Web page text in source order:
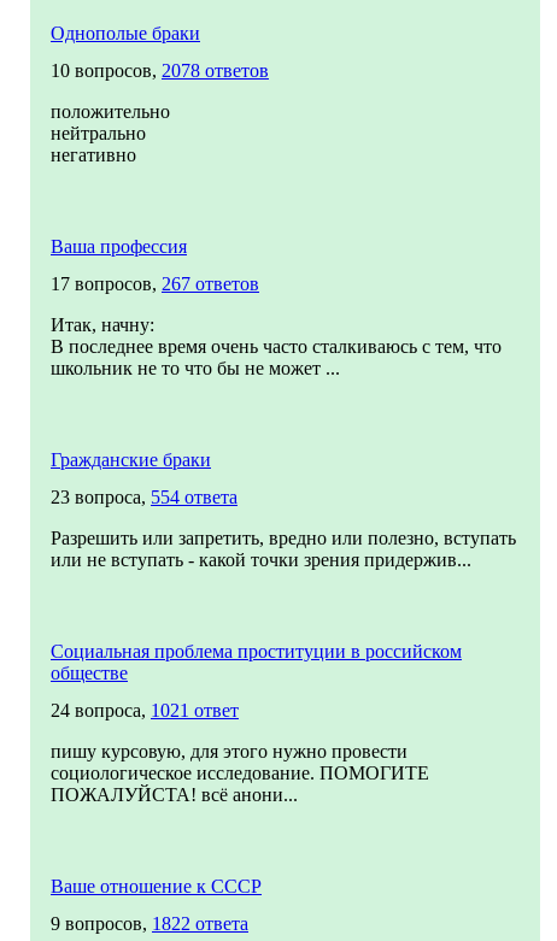
Однополые браки
10 вопросов, 2078 ответов
положительно
нейтрально
негативно
Ваша профессия
17 вопросов, 267 ответов
Итак, начну:
В последнее время очень часто сталкиваюсь с тем, что
школьник не то что бы не может ...
Гражданские браки
23 вопроса, 554 ответа
Разрешить или запретить, вредно или полезно, вступать
или не вступать - какой точки зрения придержив...
Социальная проблема проституции в российском
обществе
24 вопроса, 1021 ответ
пишу курсовую, для этого нужно провести
социологическое исследование. ПОМОГИТЕ
ПОЖАЛУЙСТА! всё анони...
Ваше отношение к СССР
9 вопросов, 1822 ответа